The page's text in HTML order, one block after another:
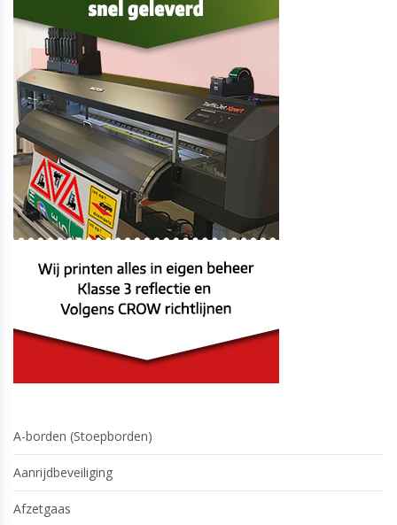
A-borden (Stoepborden)
Aanrijdbeveiliging
Afzetgaas